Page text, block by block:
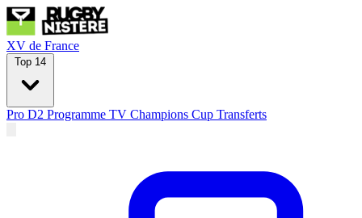
XV de France
Top 14
Pro D2 Programme TV Champions Cup Transferts